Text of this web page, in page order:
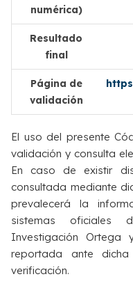
numérica)
Resultado
final
Página de
validación
El uso del presente
validación y consulta
En caso de existir
consultada mediante
prevalecerá la
sistemas oficiales
Investigación
reportada ante
verificación.